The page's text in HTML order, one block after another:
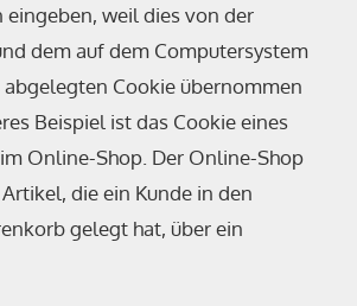
eingeben, weil dies von der
dem auf dem Computersystem
abgelegten Cookie übernommen
Beispiel ist das Cookie eines
Online-Shop. Der Online-Shop
die ein Kunde in den
gelegt hat, über ein